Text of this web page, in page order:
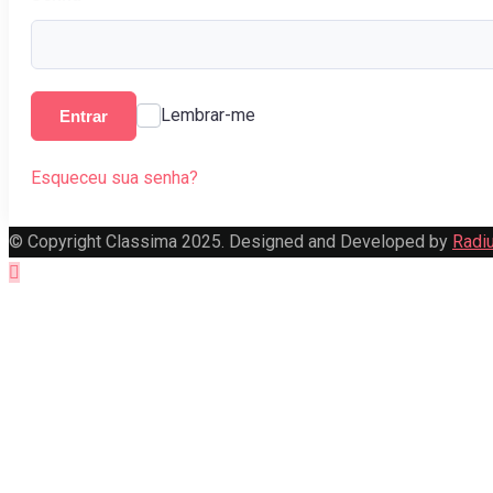
Entrar Lembrar-me
Esqueceu sua senha?
© Copyright Classima 2025. Designed and Developed by